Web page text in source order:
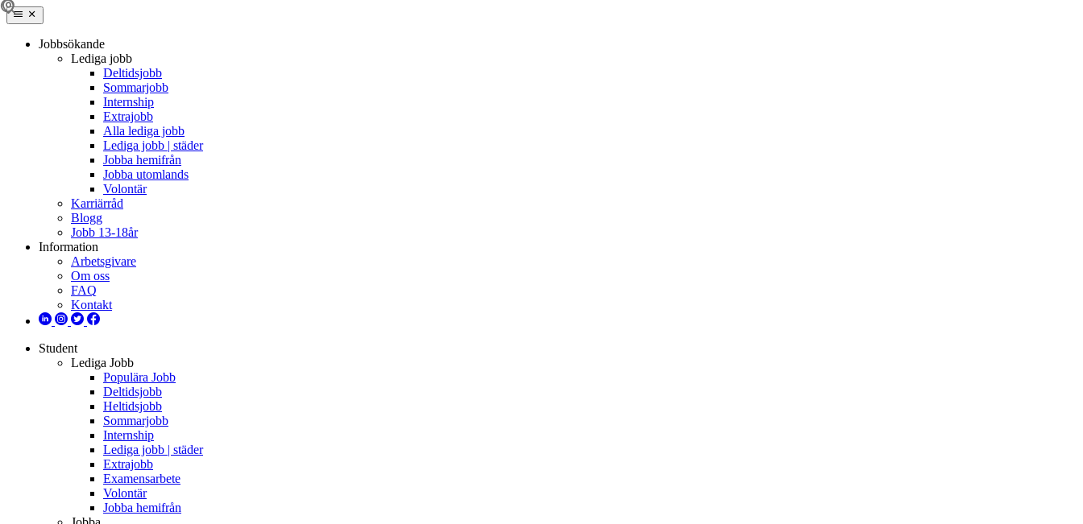
Jobbsökande
Lediga jobb
Deltidsjobb
Sommarjobb
Internship
Extrajobb
Alla lediga jobb
Lediga jobb | städer
Jobba hemifrån
Jobba utomlands
Volontär
Karriärråd
Blogg
Jobb 13-18år
Information
Arbetsgivare
Om oss
FAQ
Kontakt
Student
Lediga Jobb
Populära Jobb
Deltidsjobb
Heltidsjobb
Sommarjobb
Internship
Lediga jobb | städer
Extrajobb
Examensarbete
Volontär
Jobba hemifrån